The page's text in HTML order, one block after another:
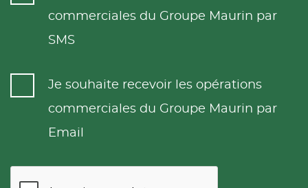
commerciales du Groupe Maurin par
SMS
Je souhaite recevoir les opérations
commerciales du Groupe Maurin par
Email